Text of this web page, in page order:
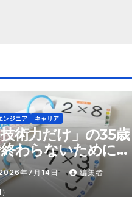
ンジニア キャリア
術力だけ」の35歳
わらないために。
価値を1.5倍にする
ラスα』の掛け算
年7月14日 編集者